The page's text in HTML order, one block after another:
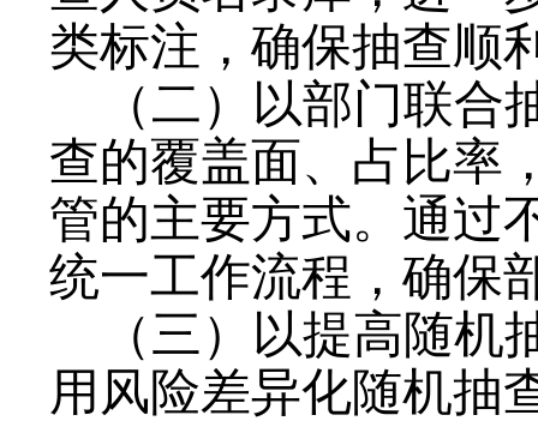
类标注 ，确保抽查顺
（二） 以部门联合
查的覆盖面、占比率
管的主要方式。 通过
统一工作流程，确保
（三） 以提高随机
用风险差异化随机抽